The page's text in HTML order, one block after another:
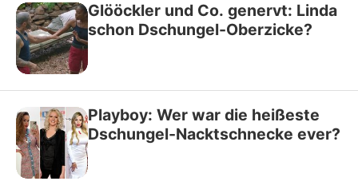
Glööckler und Co. genervt: Linda
schon Dschungel-Oberzicke?
Playboy: Wer war die heißeste
Dschungel-Nacktschnecke ever?